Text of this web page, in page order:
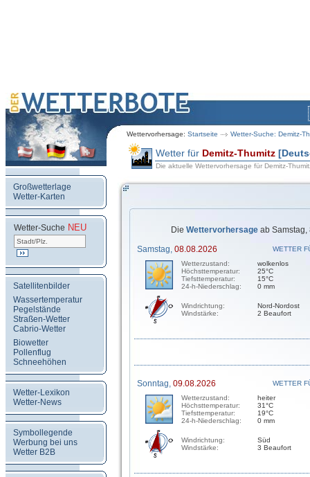
Wettervorhersage: Startseite Wetter-Suche: Demitz-
Großwetterlage
Wetter-Karten
Wetter-Suche NEU
Satellitenbilder
Wassertemperatur
Pegelstände
Straßen-Wetter
Cabrio-Wetter
Biowetter
Pollenflug
Schneehöhen
Wetter-Lexikon
Wetter-News
Symbollegende
Werbung bei uns
Wetter B2B
Wetter für Demitz-Thumitz
Die aktuelle Wettervorhersage für Demitz-
Die Wettervorhersage ab Samstag,
Samstag, 08.08.2026
WETTER
Wetterzustand:
Höchsttemperatur:
Tiefsttemperatur:
24-h-Niederschlag:
wolkenlos
25°C
15°C
0 mm
Windrichtung:
Windstärke:
Nord-Nordost
2 Beaufort
Sonntag, 09.08.2026
WETTER
Wetterzustand:
Höchsttemperatur:
Tiefsttemperatur:
24-h-Niederschlag:
heiter
31°C
19°C
0 mm
Windrichtung:
Windstärke:
Süd
3 Beaufort